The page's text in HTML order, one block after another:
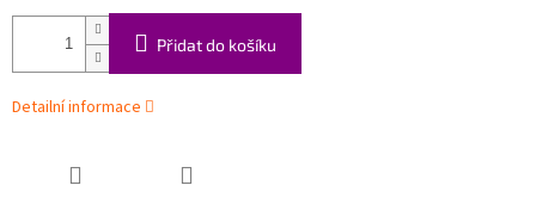
Přidat do košíku
Detailní informace